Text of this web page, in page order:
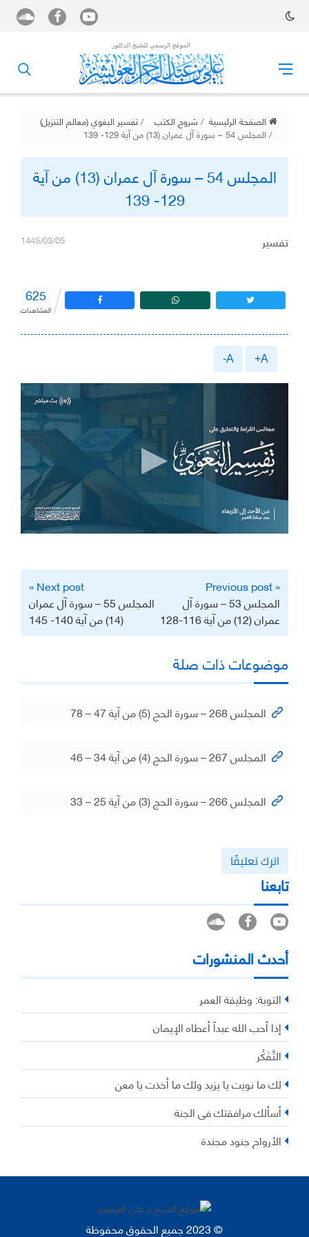
الصفحة الرئيسية شروح الكتب تفسير البغوي (معالم التنزيل)
المجلس 54 – سورة آل عمران (13) من آية 129- 139
المجلس 54 – سورة آل عمران (13) من آية
129- 139
1445/03/05 تفسير
625
المشاهدات
A+
A-
تصفّح
المقالات
« Previous post
المجلس 53 – سورة آل
عمران (12) من آية 116-128
Next post »
المجلس 55 – سورة آل عمران
(14) من آية 140- 145
موضوعات ذات صلة
المجلس 268 – سورة الحج (5) من آية 47 – 78
المجلس 267 – سورة الحج (4) من آية 34 – 46
المجلس 266 – سورة الحج (3) من آية 25 – 33
اترك تعليقًا
تابعنا
أحدث المنشورات
التوبة: وظيفة العمر
إذا أحب الله عبداً أعطاه الإيمان
التَّفَكُر
لك ما نويت يا يزيد ولك ما أخذت يا معن
أسألك مرافقتك في الجنة
الأرواح جنود مجندة
© 2023 جميع الحقوق محفوظة